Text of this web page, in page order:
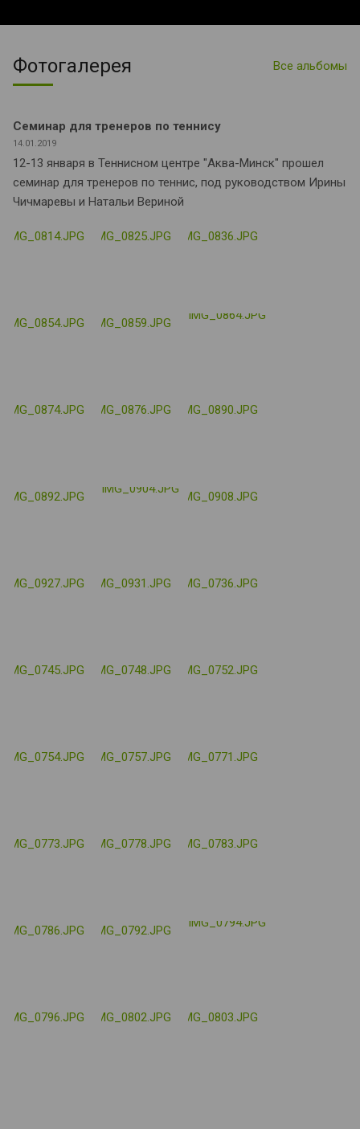
Все альбомы
Фотогалерея
Семинар для тренеров по теннису
14.01.2019
12-13 января в Теннисном центре "Аква-Минск" прошел
семинар для тренеров по теннис, под руководством Ирины
Чичмаревы и Натальи Вериной